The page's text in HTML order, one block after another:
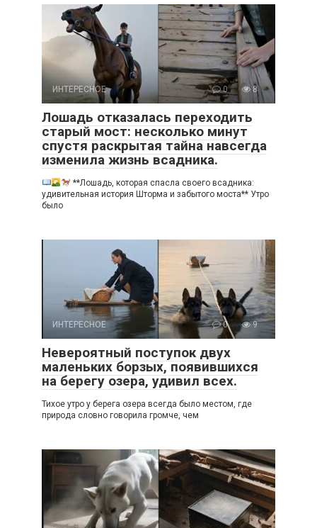
ИНТЕРЕСНОЕ 0 8
Лошадь отказалась переходить
старый мост: несколько минут
спустя раскрытая тайна навсегда
изменила жизнь всадника.
**Лошадь, которая спасла своего всадника:
удивительная история Шторма и забытого моста** Утро
было
ИНТЕРЕСНОЕ 0 9
Невероятный поступок двух
маленьких борзых, появившихся
на берегу озера, удивил всех.
Тихое утро у берега озера всегда было местом, где
природа словно говорила громче, чем